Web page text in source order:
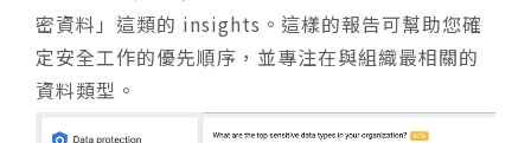
密資料」這類的 insights。這樣的報告可幫助您確
定安全工作的優先順序，並專注在與組織最相關的
資料類型。